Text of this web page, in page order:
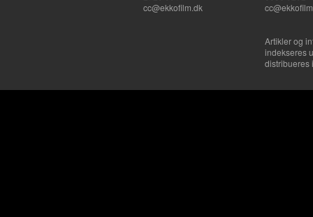
cc@ekkofilm.dk
Artikler og
indekseres
distribueres